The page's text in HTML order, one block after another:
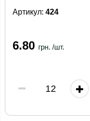
Артикул: 424
6.80 грн. /шт.